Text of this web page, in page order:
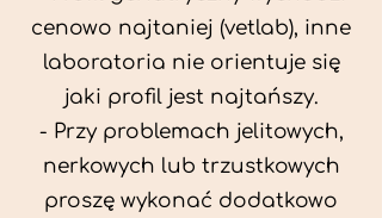
cenowo najtaniej (vetlab), inne
laboratoria nie orientuje się
jaki profil jest najtańszy.
- Przy problemach jelitowych,
nerkowych lub trzustkowych
proszę wykonać dodatkowo